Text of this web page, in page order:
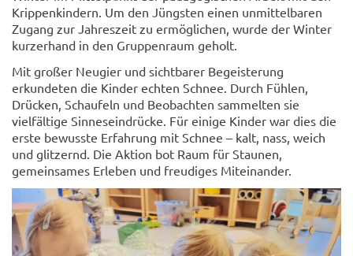
Krippenkindern. Um den Jüngsten einen unmittelbaren
Zugang zur Jahreszeit zu ermöglichen, wurde der Winter
kurzerhand in den Gruppenraum geholt.
Mit großer Neugier und sichtbarer Begeisterung
erkundeten die Kinder echten Schnee. Durch Fühlen,
Drücken, Schaufeln und Beobachten sammelten sie
vielfältige Sinneseindrücke. Für einige Kinder war dies die
erste bewusste Erfahrung mit Schnee – kalt, nass, weich
und glitzernd. Die Aktion bot Raum für Staunen,
gemeinsames Erleben und freudiges Miteinander.